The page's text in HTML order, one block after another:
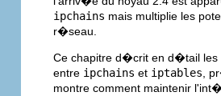
ipchains mais multiplie les
r�seau.
Ce chapitre d�crit en d�tail les
entre ipchains et iptables ,
montre comment maintenir